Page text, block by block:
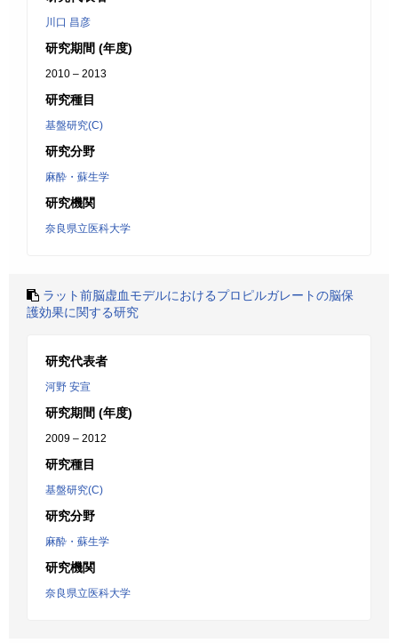
川口 昌彦
研究期間 (年度)
2010 – 2013
研究種目
基盤研究(C)
研究分野
麻酔・蘇生学
研究機関
奈良県立医科大学
ラット前脳虚血モデルにおけるプロピルガレートの脳保
護効果に関する研究
研究代表者
河野 安宣
研究期間 (年度)
2009 – 2012
研究種目
基盤研究(C)
研究分野
麻酔・蘇生学
研究機関
奈良県立医科大学